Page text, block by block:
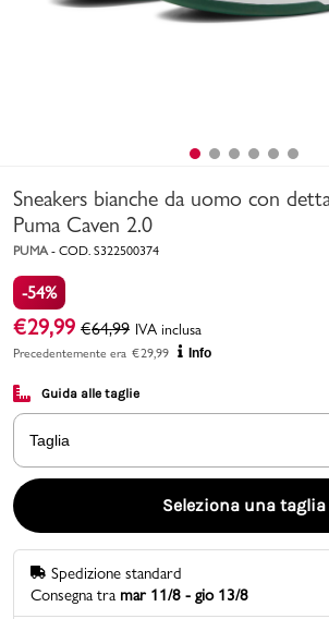
Uomo Bambino
Sport Valigie
Accedi | Registrati
Promo & News
negozi
Sneakers bianche da uomo con
Puma Caven 2.0
PUMA - COD. S322500374
-54%
€29,99 €64,99 IVA inclusa
Precedentemente era €29,99 Info
Guida alle taglie
Taglia
Seleziona una taglia
Spedizione standard
Consegna tra mar 11/8 - gio 13/8